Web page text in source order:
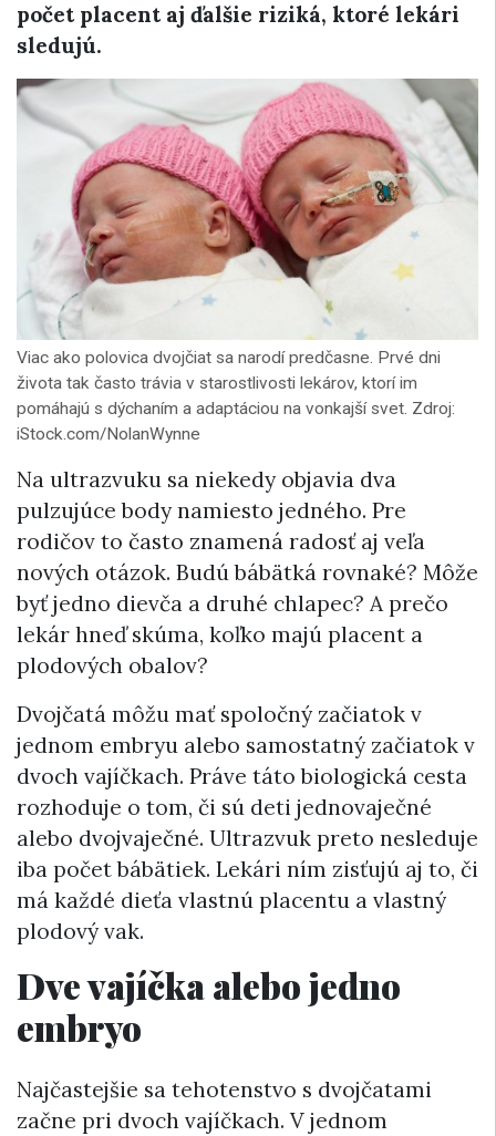
počet placent aj ďalšie riziká, ktoré lekári
sledujú.
Viac ako polovica dvojčiat sa narodí predčasne. Prvé dni
života tak často trávia v starostlivosti lekárov, ktorí im
pomáhajú s dýchaním a adaptáciou na vonkajší svet. Zdroj:
iStock.com/NolanWynne
Na ultrazvuku sa niekedy objavia dva
pulzujúce body namiesto jedného. Pre
rodičov to často znamená radosť aj veľa
nových otázok. Budú bábätká rovnaké? Môže
byť jedno dievča a druhé chlapec? A prečo
lekár hneď skúma, koľko majú placent a
plodových obalov?
Dvojčatá môžu mať spoločný začiatok v
jednom embryu alebo samostatný začiatok v
dvoch vajíčkach. Práve táto biologická cesta
rozhoduje o tom, či sú deti jednovaječné
alebo dvojvaječné. Ultrazvuk preto nesleduje
iba počet bábätiek. Lekári ním zisťujú aj to, či
má každé dieťa vlastnú placentu a vlastný
plodový vak.
Dve vajíčka alebo jedno
embryo
Najčastejšie sa tehotenstvo s dvojčatami
začne pri dvoch vajíčkach. V jednom